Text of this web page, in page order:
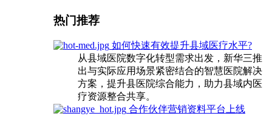
热门推荐
如何快速有效提升县域医疗水平?
从县域医院数字化转型需求出发，新华三推
出与实际应用场景紧密结合的智慧医院解决
方案，提升县医院综合能力，助力县域内医
疗资源整合共享。
合作伙伴营销资料平台上线